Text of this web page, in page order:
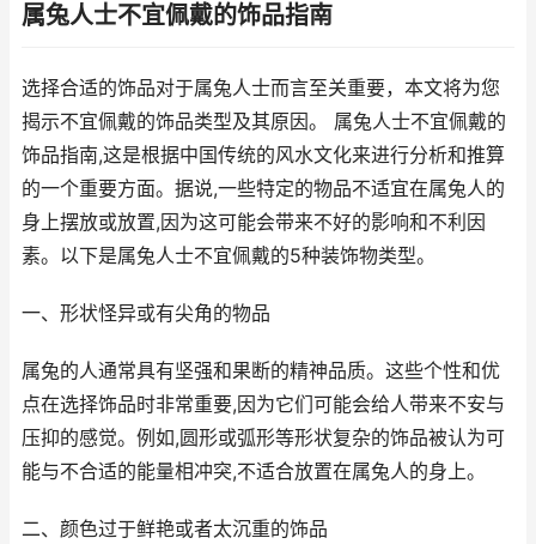
属兔人士不宜佩戴的饰品指南
选择合适的饰品对于属兔人士而言至关重要，本文将为您
揭示不宜佩戴的饰品类型及其原因。 属兔人士不宜佩戴的
饰品指南,这是根据中国传统的风水文化来进行分析和推算
的一个重要方面。据说,一些特定的物品不适宜在属兔人的
身上摆放或放置,因为这可能会带来不好的影响和不利因
素。以下是属兔人士不宜佩戴的5种装饰物类型。
一、形状怪异或有尖角的物品
属兔的人通常具有坚强和果断的精神品质。这些个性和优
点在选择饰品时非常重要,因为它们可能会给人带来不安与
压抑的感觉。例如,圆形或弧形等形状复杂的饰品被认为可
能与不合适的能量相冲突,不适合放置在属兔人的身上。
二、颜色过于鲜艳或者太沉重的饰品